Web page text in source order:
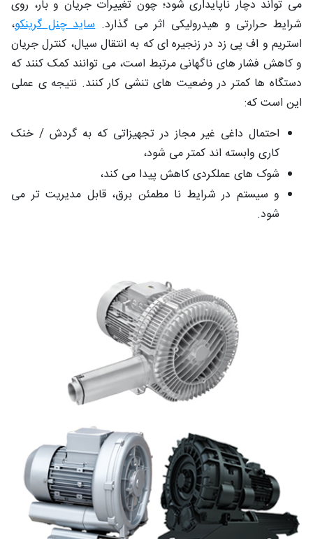
می‌ تواند دچار ناپایداری شود؛ چون تغییرات جریان و بار، روی
شرایط حرارتی و هیدرولیکی اثر می‌ گذارد.ساید چنل‌ گرینکو،
استریم و اف ‌پی ‌زد در زنجیره ‌ای که به انتقال سیال، کنترل جریان
و کاهش فشار های ناگهانی مرتبط است، می ‌توانند کمک کنند که
دستگاه‌ ها کمتر در وضعیت‌ های تنشی کار کنند. نتیجه ‌ی عملی
این است که:
احتمال داغی غیر مجاز در تجهیزاتی که به گردش / خنک
‌کاری وابسته ‌اند کمتر می ‌شود،
شوک ‌های عملکردی کاهش پیدا می کند،
و سیستم در شرایط نا مطمئن برق، قابل‌ مدیریت ‌تر می
‌شود.